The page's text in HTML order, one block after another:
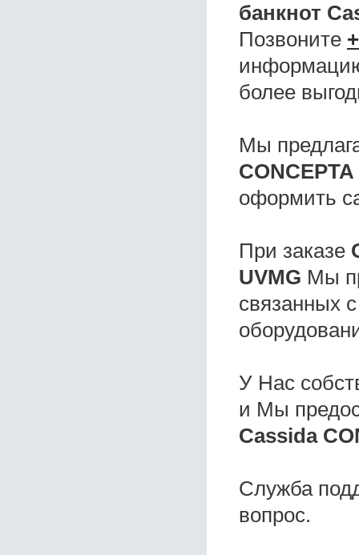
банкнот
Позвоните
более
Мы
оформить
При заказе
UVMG Мы
связанных
У Нас
и Мы
Cassida
Служба
вопрос.